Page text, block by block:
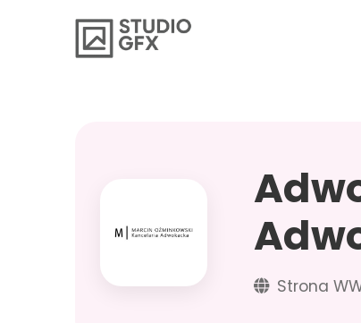
Strona